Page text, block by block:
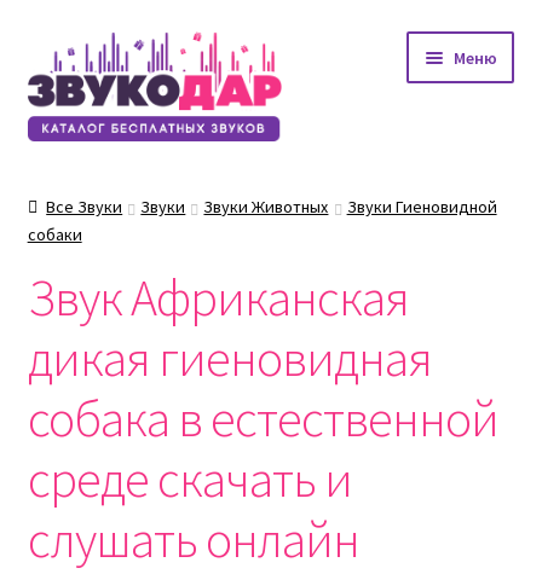
Перейти
к
навигации
Перейти
к
содержимому
Меню
Все Звуки Звуки Звуки Животных
Звуки Гиеновидной
собаки
Звук Африканская
дикая гиеновидная
собака в естественной
среде скачать и
слушать онлайн